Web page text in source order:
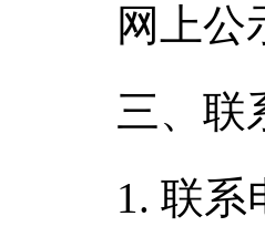
网上公
三、联
1. 联系